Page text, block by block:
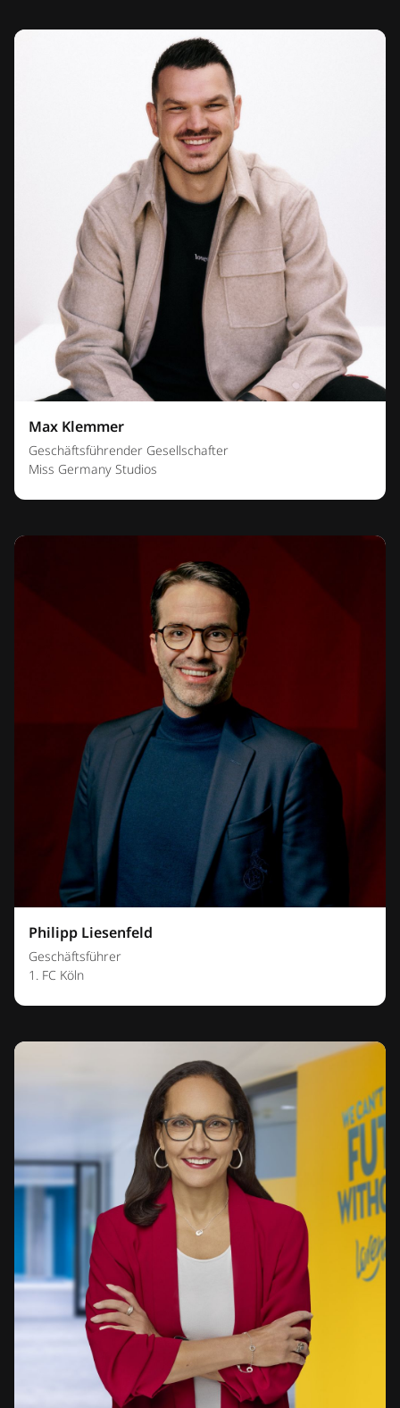
Max Klemmer
Geschäftsführender Gesellschafter
Miss Germany Studios
Philipp Liesenfeld
Geschäftsführer
1. FC Köln